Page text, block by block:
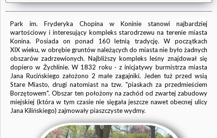
Park im. Fryderyka Chopina w Koninie stanowi najbardziej
wartościowy i interesujący kompleks starodrzewu na terenie miasta
Konina. Posiada on ponad 160 letnią tradycję. W początkach
XIX wieku, w obrębie gruntów należących do miasta nie było żadnych
obszarów zadrzewionych. Najbliższy kompleks leśny znajdował się
dopiero w Żychlinie. W 1832 roku - z inicjatywy burmistrza miasta
Jana Rucińskiego założono 2 małe zagajniki. Jeden tuż przed wsią
Stare Miasto, drugi natomiast na tzw. "piaskach za przedmieściem
Borzętowem". Obszar ten położony na zachód od zwartej zabudowy
miejskiej (która w tym czasie nie sięgała jeszcze nawet obecnej ulicy
Jana Kilińskiego) zajmowały piaszczyste wydmy.